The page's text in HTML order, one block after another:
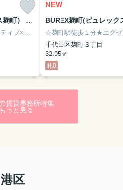
BUREX麹町（ビュレックス麹町） 709-710号室
☆麹町駅徒歩１分★エグゼクティブ×フレキシブル☆レセプショニストによるきめ細やかなサービス★さまざまなワークスタイルに対応できるビジネス環境をご提供します☆
NEW
千代田区麹町３丁目
32.95㎡
礼0
賃貸事務所特集
っと見る
港区